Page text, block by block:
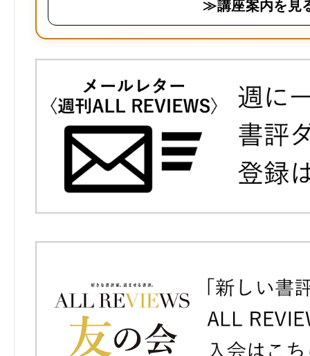
≫講座案内を見